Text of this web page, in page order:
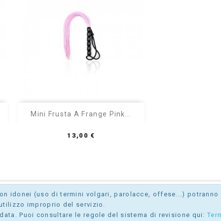
Mini Frusta A Frange Pink...
Prezzo
13,00 €
Anteprima
idonei (uso di termini volgari, parolacce, offese...)
improprio del servizio.
Puoi consultare le regole del sistema di revisione qui: